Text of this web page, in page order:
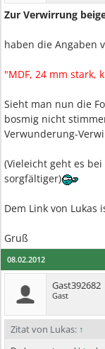
Zur Verwirrung
haben die Angaben
"MDF, 24 mm stark,
Sieht man nun die
bosmig nicht
Verwunderung-
(Vieleicht geht es
sorgfältiger)
Dem Link von Lukas
Gruß
08.02.2012
Gast392682
Gast
Zitat von Lukas: ↑